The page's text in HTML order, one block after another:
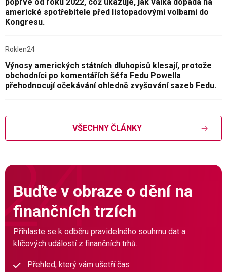
americké spotřebitele před listopadovými volbami do
Kongresu.
Roklen24
Výnosy amerických státních dluhopisů klesají, protože
obchodníci po komentářích šéfa Fedu Powella
přehodnocují očekávání ohledně zvyšování sazeb Fedu.
VŠECHNY ČLÁNKY
Buďte v obraze o dění na
finančních trzích
Přihlaste se k odběru pravidelného souhrnu dat a
klíčových událostí z finančních trhů.
Přehled, který vám ušetří čas